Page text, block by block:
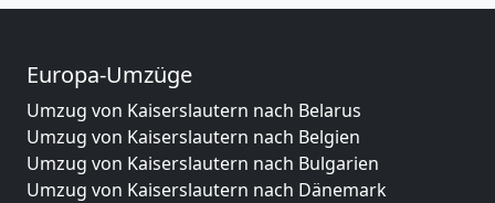
Europa-Umzüge
Umzug von Kaiserslautern nach Belarus
Umzug von Kaiserslautern nach Belgien
Umzug von Kaiserslautern nach Bulgarien
Umzug von Kaiserslautern nach Dänemark